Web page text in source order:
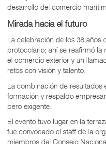
desarrollo del comercio
Mirada hacia el futuro
La celebración de los 38 años
protocolario; ahí se reafirmó
el comercio exterior y un
retos con visión y talento.
La combinación de resultados
formación y respaldo
pero exigente.
El evento tuvo lugar en la
fue convocado el staff de la
miembros del Consejo